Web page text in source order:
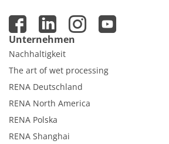
Unternehmen
Nachhaltigkeit
The art of wet processing
RENA Deutschland
RENA North America
RENA Polska
RENA Shanghai